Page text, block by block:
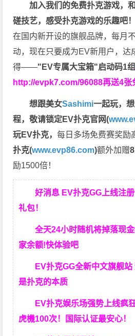
加入我们的免费扑克游戏，
磋技艺，感受扑克游戏的乐趣吧！
在国内新开设的旗舰品牌，每月
动，现在只要成为EV新用户，达
得——"EV专属大宝箱"启动码1
http://evpk7.com/96088再送4张
想跟美女Sashimi一起玩，
程，敬请锁定EV扑克官网(
玩EV扑克，每日多场免费赛奖励
扑克(www.evp86.com)额外加赠
励1500倍！
好消息 EV扑克GG上线注
礼包！
全天24小时随机将掉落现
家余额!快体验吧
EV扑克GG全新中文旗舰站
是扑克的本质
EV扑克娱乐场强势上线疯
虎機100次！国际认证最安心！